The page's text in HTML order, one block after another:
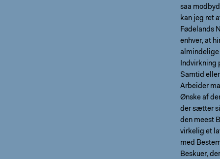
saa
kan jeg ret
Fødelands
enhver, at
almindelige
Indvirkning
Samtid
Arbeider
Ønske af
der sætter
den meest
virkelig et
med
Beskuer,